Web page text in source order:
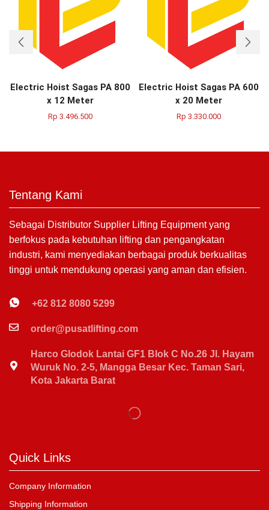
Electric Hoist Sagas PA 800
x 12 Meter
Rp 3.496.500
Electric Hoist Sagas PA 600
x 20 Meter
Rp 3.330.000
Tentang Kami
Sebagai Distributor Supplier Lifting Equipment yang
berfokus pada kebutuhan lifting dan pengangkatan
industri, kami menyediakan berbagai produk berkualitas
tinggi untuk mendukung operasi yang aman dan efisien.
+62 812 8080 5299
order@pusatlifting.com
Harco Glodok Lantai GF1 Blok C No.26 Jl. Hayam
Wuruk No. 2-5, Mangga Besar Kec. Taman Sari,
Kota Jakarta Barat
Quick Links
Company Information
Shipping Information